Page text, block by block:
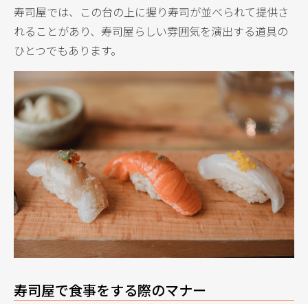
寿司屋では、この台の上に握り寿司が並べられて提供さ
れることがあり、寿司屋らしい雰囲気を演出する道具の
ひとつでもあります。
寿司屋で食事をする際のマナー